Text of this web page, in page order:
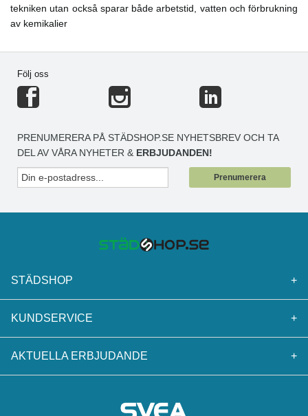
tekniken utan också sparar både arbetstid, vatten och förbrukning
av kemikalier
Följ oss
PRENUMERERA PÅ STÄDSHOP.SE NYHETSBREV OCH TA
DEL AV VÅRA NYHETER & ERBJUDANDEN!
Prenumerera
STÄDSHOP +
KUNDSERVICE +
AKTUELLA ERBJUDANDE +